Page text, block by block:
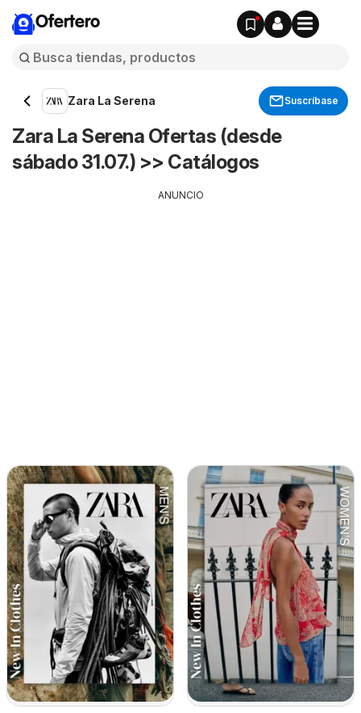
Ofertero
Zara La Serena Suscríbase
Zara La Serena Ofertas (desde
sábado 31.07.) >> Catálogos
ANUNCIO